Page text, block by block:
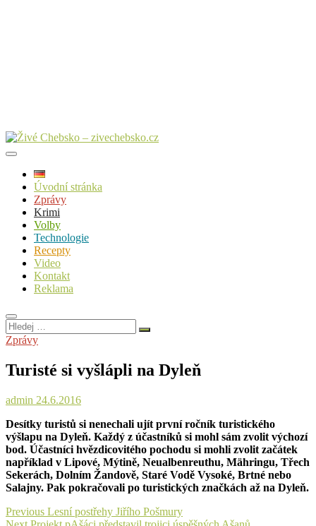
Úvodní stránka
Zprávy
Krimi
Volby
Technologie
Recepty
Video
Kontakt
Reklama
Hledej
…
Zprávy
Turisté si vyšlápli na Dyleň
admin 24.6.2016
Desítky turistů si nenechali ujít první ročník turistického
výšlapu na Dyleň. Každý z účastníků si mohl sám zvolit výchozí
bod. Účastníci hvězdicovitého pochodu si mohli zvolit začátek
například v Lipové, Mýtině, Neualbenreuthu, Mähringu, Třech
Sekerách, Dolním Žandově, Staré Vodě Vysoké, Brtné nebo
Salajny. Pak pokračovali po turistických značkách až na Dyleň.
Navigace
Previous Previous
post:
Lesní postřehy Jiřího Pošmury
Next